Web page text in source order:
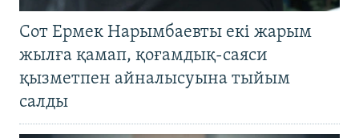
Сот Ермек Нарымбаевты екі жарым
жылға қамап, қоғамдық-саяси
қызметпен айналысуына тыйым
салды